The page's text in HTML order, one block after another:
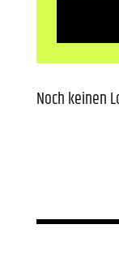
Noch keinen